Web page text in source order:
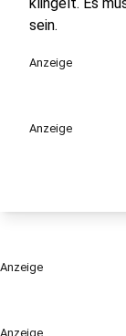
Anzeige
sein.
Anzeige
Anzeige
Anzeige